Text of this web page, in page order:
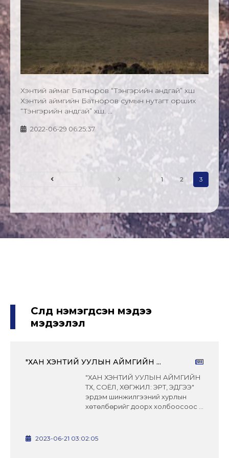
Хэнтий аймаг Батноров “Тэнгэрийн андгай” хөшөө
Хэнтий аймгийн Батноров сумын нутагт орших
“Тэнгэрийн андгай” хөшөө. ...
2022-06-29 06:25:37
1 2 3
Сүүлд нэмэгдсэн мэдээ
мэдээлэл
"ХАН ХЭНТИЙ УУЛЫН АЙМГИЙН ...
"ХАН ХЭНТИЙ УУЛЫН АЙМГИЙН
ТҮҮХ, СОЁЛ, ХӨГЖИЛ: ЭРТ, ЭДҮГЭЭ"
эрдэм шинжилгээний хурлын
хөтөлбөрийг доорх холбоосоос ...
2023-06-21 03:02:05